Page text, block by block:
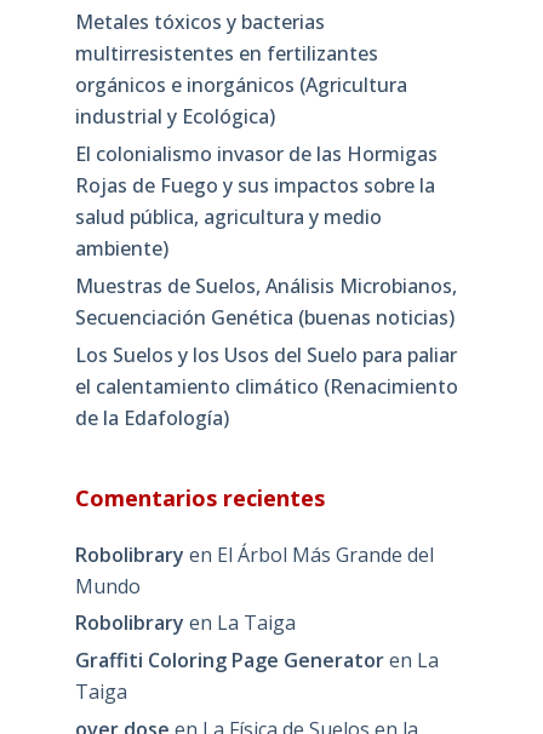
Metales tóxicos y bacterias
multirresistentes en fertilizantes
orgánicos e inorgánicos (Agricultura
industrial y Ecológica)
El colonialismo invasor de las Hormigas
Rojas de Fuego y sus impactos sobre la
salud pública, agricultura y medio
ambiente)
Muestras de Suelos, Análisis Microbianos,
Secuenciación Genética (buenas noticias)
Los Suelos y los Usos del Suelo para paliar
el calentamiento climático (Renacimiento
de la Edafología)
Comentarios recientes
Robolibrary en El Árbol Más Grande del
Mundo
Robolibrary en La Taiga
Graffiti Coloring Page Generatoren La
Taiga